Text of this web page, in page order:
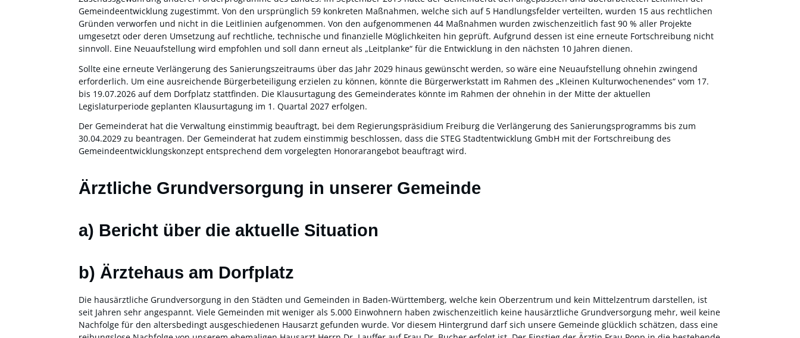
Gemeindeentwicklung zugestimmt. Von den ursprünglich 59 konkreten Maßnahmen, welche sich auf 5 Handlungsfelder verteilten, wurden 15 aus rechtlichen
Gründen verworfen und nicht in die Leitlinien aufgenommen. Von den aufgenommenen 44 Maßnahmen wurden zwischenzeitlich fast 90 % aller Projekte
umgesetzt oder deren Umsetzung auf rechtliche, technische und finanzielle Möglichkeiten hin geprüft. Aufgrund dessen ist eine erneute Fortschreibung nicht
sinnvoll. Eine Neuaufstellung wird empfohlen und soll dann erneut als „Leitplanke“ für die Entwicklung in den nächsten 10 Jahren dienen.
Sollte eine erneute Verlängerung des Sanierungszeitraums über das Jahr 2029 hinaus gewünscht werden, so wäre eine Neuaufstellung ohnehin zwingend
erforderlich. Um eine ausreichende Bürgerbeteiligung erzielen zu können, könnte die Bürgerwerkstatt im Rahmen des „Kleinen Kulturwochenendes“ vom 17.
bis 19.07.2026 auf dem Dorfplatz stattfinden. Die Klausurtagung des Gemeinderates könnte im Rahmen der ohnehin in der Mitte der aktuellen
Legislaturperiode geplanten Klausurtagung im 1. Quartal 2027 erfolgen.
Der Gemeinderat hat die Verwaltung einstimmig beauftragt, bei dem Regierungspräsidium Freiburg die Verlängerung des Sanierungsprogramms bis zum
30.04.2029 zu beantragen. Der Gemeinderat hat zudem einstimmig beschlossen, dass die STEG Stadtentwicklung GmbH mit der Fortschreibung des
Gemeindeentwicklungskonzept entsprechend dem vorgelegten Honorarangebot beauftragt wird.
Ärztliche Grundversorgung in unserer Gemeinde
a) Bericht über die aktuelle Situation
b) Ärztehaus am Dorfplatz
Die hausärztliche Grundversorgung in den Städten und Gemeinden in Baden-Württemberg, welche kein Oberzentrum und kein Mittelzentrum darstellen, ist
seit Jahren sehr angespannt. Viele Gemeinden mit weniger als 5.000 Einwohnern haben zwischenzeitlich keine hausärztliche Grundversorgung mehr, weil keine
Nachfolge für den altersbedingt ausgeschiedenen Hausarzt gefunden wurde. Vor diesem Hintergrund darf sich unsere Gemeinde glücklich schätzen, dass eine